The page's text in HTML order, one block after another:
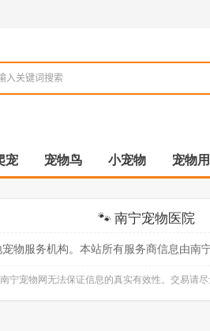
宠 宠物鸟 小宠物 宠物
🐾 南宁宠物医院
物服务机构。本站所有服务商信息由南
宠物网无法保证信息的真实有效性。交易请